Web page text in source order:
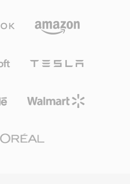
Der adaptive
verhindert zudem
während das
moderne Breitband-
haben, besitzt es
zu
zu erzeugen. AC3
Audiostandard für
Fernsehen (ATSC) und bei
in Heimkinoanlagen